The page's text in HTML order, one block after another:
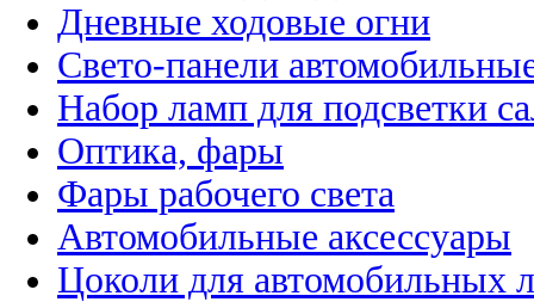
Дневные ходовые огни
Свето-панели
Набор ламп для подсветки
Оптика, фары
Фары рабочего света
Автомобильные аксессуары
Цоколи для автомобильных